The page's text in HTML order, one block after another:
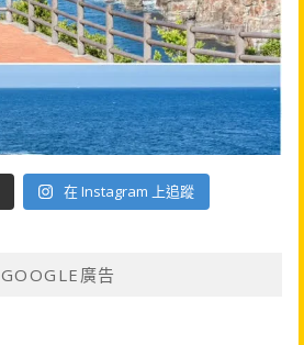
在 Instagram 上追蹤
GOOGLE廣告